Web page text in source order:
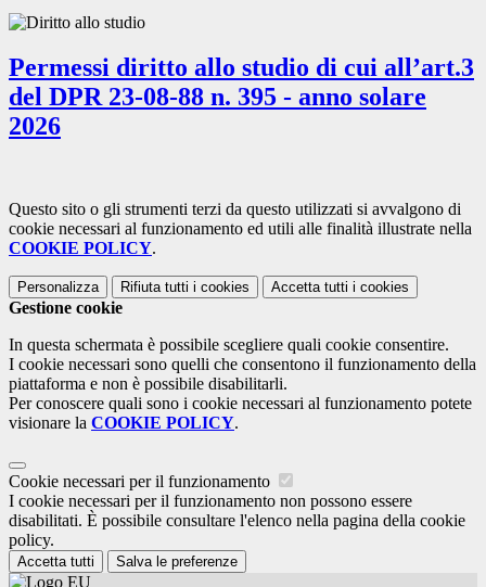
Permessi diritto allo studio di cui all’art.3
del DPR 23-08-88 n. 395 - anno solare
2026
Questo sito o gli strumenti terzi da questo utilizzati si avvalgono di
cookie necessari al funzionamento ed utili alle finalità illustrate nella
COOKIE POLICY.
Personalizza Rifiuta tutti i cookies Accetta tutti i cookies
Gestione cookie
In questa schermata è possibile scegliere quali cookie consentire.
I cookie necessari sono quelli che consentono il funzionamento della
piattaforma e non è possibile disabilitarli.
Per conoscere quali sono i cookie necessari al funzionamento potete
visionare la COOKIE POLICY.
Cookie necessari per il funzionamento
I cookie necessari per il funzionamento non possono essere
disabilitati. È possibile consultare l'elenco nella pagina della cookie
policy.
Accetta tutti Salva le preferenze